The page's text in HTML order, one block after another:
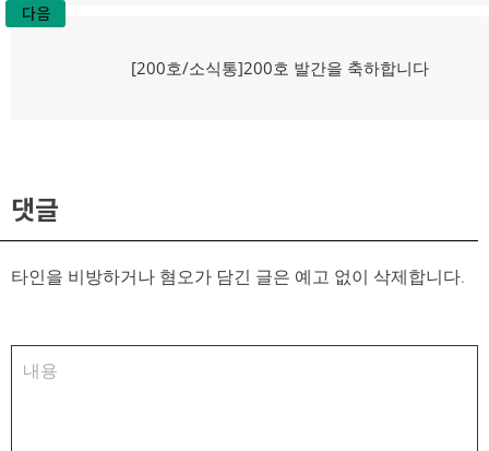
다음
다
[200호/소식통]200호 발간을 축하합니다
댓글
타인을 비방하거나 혐오가 담긴 글은 예고 없이 삭제합니다.